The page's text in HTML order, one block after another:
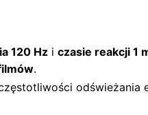
120 Hz i czasie reakcji 1
.